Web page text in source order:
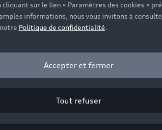
après-vente
de rappel Airbag Takata
sur le lien « Paramètres des cookies »
informations, nous vous invitons à
Politique de confidentialité.
Accepter et fermer
Tout refuser